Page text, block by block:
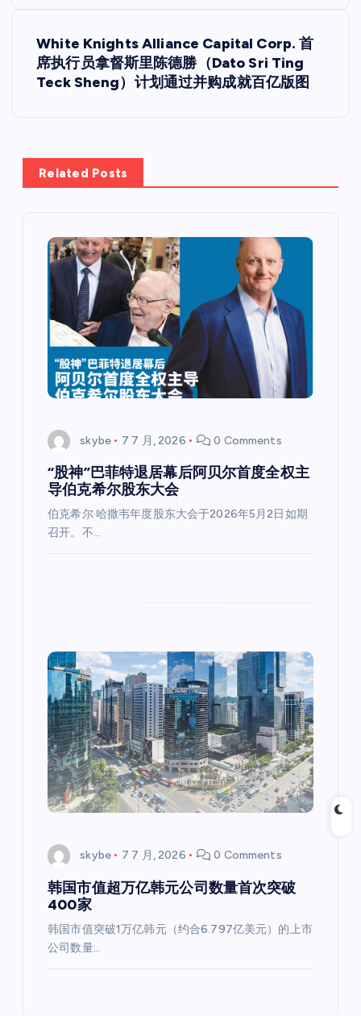
航White Knights Alliance Capital Corp. 首
席执行员拿督斯里陈德勝（Dato Sri Ting
Teck Sheng）计划通过并购成就百亿版图
Related Posts
skybe 7 7 月, 2026 0 Comments
“股神”巴菲特退居幕后阿贝尔首度全权主
导伯克希尔股东大会
伯克希尔·哈撒韦年度股东大会于2026年5月2日如期
召开。不…
skybe 7 7 月, 2026 0 Comments
韩国市值超万亿韩元公司数量首次突破
400家
韩国市值突破1万亿韩元（约合6.797亿美元）的上市
公司数量…